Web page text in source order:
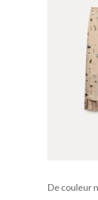
De couleur